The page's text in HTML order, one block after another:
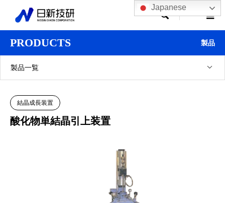

PRODUCTS 製品
製品一覧
結晶成長装置
酸化物単結晶引上装置
Japanese